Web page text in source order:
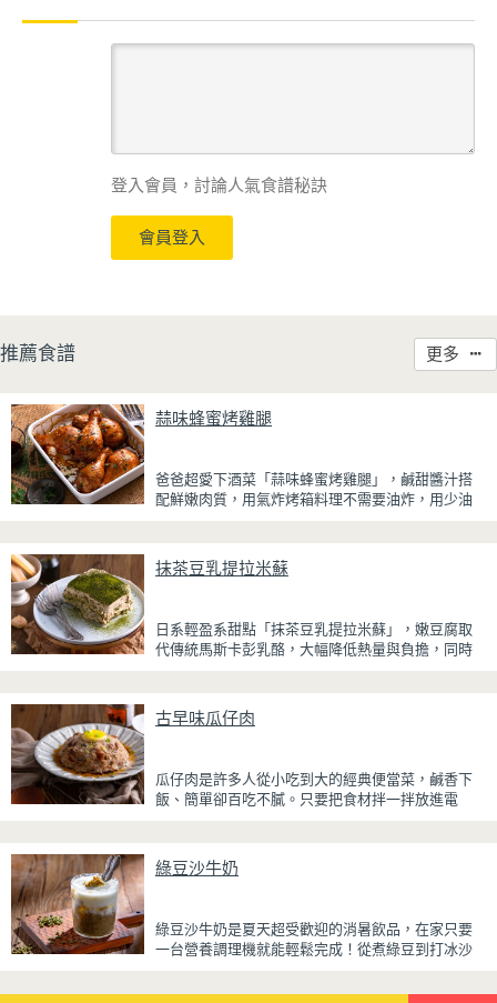
登入會員，討論人氣食譜秘訣
會員登入
推薦食譜 更多
蒜味蜂蜜烤雞腿
爸爸超愛下酒菜「蒜味蜂蜜烤雞腿」，鹹甜醬汁搭
配鮮嫩肉質，用氣炸烤箱料理不需要油炸，用少油
入氣炸烤箱烘烤，免油炸也能烤出外皮金黃微酥、
配冰涼啤酒更是絕配！無論是父親節、聚會或宵夜
時光，在家就能輕鬆端出美味下酒菜。
抹茶豆乳提拉米蘇
日系輕盈系甜點「抹茶豆乳提拉米蘇」，嫩豆腐取
代傳統馬斯卡彭乳酪，大幅降低熱量與負擔，同時
厚重，搭配帶微苦茶香的抹茶與香氣濃郁的黃豆
粉，甜而不膩，層次更加豐富。
吃到淡淡的茶香。相較於傳統提拉米蘇，這款更清
爽、更低負擔，無論是下午茶、飯後甜點，或是正
古早味瓜仔肉
瓜仔肉是許多人從小吃到大的經典便當菜，鹹香下
飯、簡單卻百吃不膩。只要把食材拌一拌放進電
蒸好的瓜仔肉鮮嫩多汁，絞肉吸飽脆瓜醬汁的甘甜
滿濃濃古早味，帶便當、配稀飯、配白飯都好吃，
讓人忍不住多扒好幾口飯，是一道簡單又美味的經
綠豆沙牛奶
綠豆沙牛奶是夏天超受歡迎的消暑飲品，在家只要
一台營養調理機就能輕鬆完成！從煮綠豆到打冰沙